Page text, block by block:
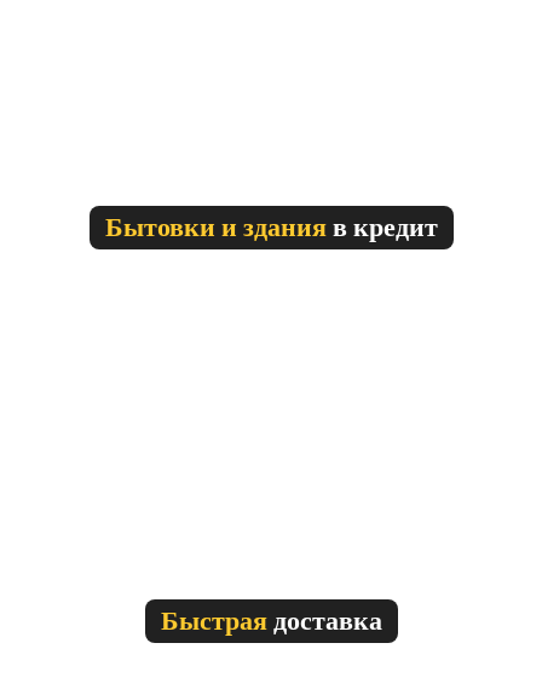
Бытовки и здания в кредит
Быстрая доставка